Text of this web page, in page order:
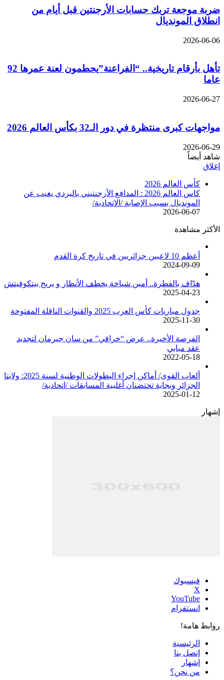
ضربة موجعة تربك حسابات الأرجنتين قبل أيام من
انطلاق المونديال
2026-06-06
تأهل بأرقام تاريخية.. “الفراعنة”يحطمون لعنة عمرها 92
عاما
2026-06-27
مواجهات كبرى منتظرة في دور الـ32 بكأس العالم 2026
2026-06-29
شاهد أيضاً
إغلاق
كأس العالم 2026
كاس العالم 2026 : المدافع الأرجنتيني باليردي يغيب عن
المونديال بسبب الإصابة /الاتحادية/
2026-06-07
الأكثر مشاهدة
أعظم 10 لاعبين جزائريين في تاريخ كرة القدم
2024-09-09
هدّاف بالفطرة.. أمين شياخة يخطف الأنظار و يريح بيتكوفيتش
2025-04-23
جدول مباريات كأس العرب 2025 والقنوات الناقلة المفتوحة
2025-11-30
الفرصة الأخيرة.. عرض “خرافي” من سان جيرمان لتجديد
عقد مبابي
2022-05-18
ألعاب القوى/ أماكن إجراء البطولات الوطنية لسنة 2025: ولايتا
الجزائر وبجاية تحتضنان أغلبية المسابقات /اتحادية/
2025-01-12
إشهار
فيسبوك
‫X
‫YouTube
انستقرام
روابط هامة!
الرئيسية
إتصل بنا
إشهار
من نحن؟